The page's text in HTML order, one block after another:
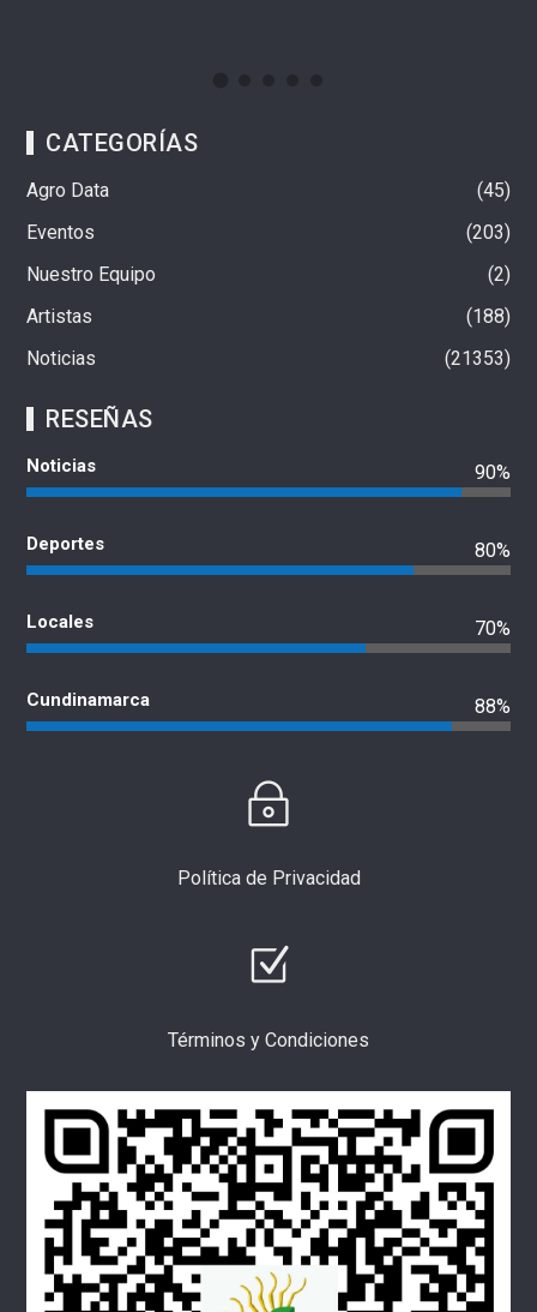
CATEGORÍAS
Agro Data
45
Eventos
203
Nuestro Equipo
2
Artistas
188
Noticias
21353
RESEÑAS
Noticias 90%
Deportes 80%
Locales 70%
Cundinamarca 88%
Política de Privacidad
Términos y Condiciones